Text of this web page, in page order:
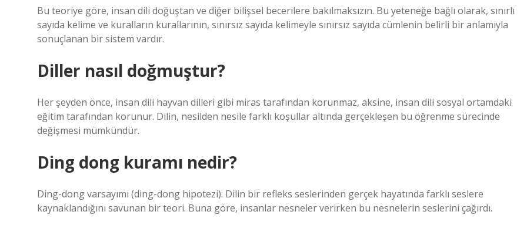
Bu teoriye göre, insan dili doğuştan ve diğer bilişsel becerilere bakılmaksızın. Bu yeteneğe bağlı olarak, sınırlı
sayıda kelime ve kuralların kurallarının, sınırsız sayıda kelimeyle sınırsız sayıda cümlenin belirli bir anlamıyla
sonuçlanan bir sistem vardır.
Diller nasıl doğmuştur?
Her şeyden önce, insan dili hayvan dilleri gibi miras tarafından korunmaz, aksine, insan dili sosyal ortamdaki
eğitim tarafından korunur. Dilin, nesilden nesile farklı koşullar altında gerçekleşen bu öğrenme sürecinde
değişmesi mümkündür.
Ding dong kuramı nedir?
Ding-dong varsayımı (ding-dong hipotezi): Dilin bir refleks seslerinden gerçek hayatında farklı seslere
kaynaklandığını savunan bir teori. Buna göre, insanlar nesneler verirken bu nesnelerin seslerini çağırdı.